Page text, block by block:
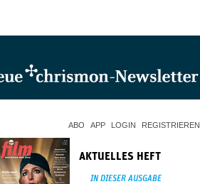
ABO APP LOGIN REGISTRIEREN
AKTUELLES HEFT
IN DIESER AUSGABE